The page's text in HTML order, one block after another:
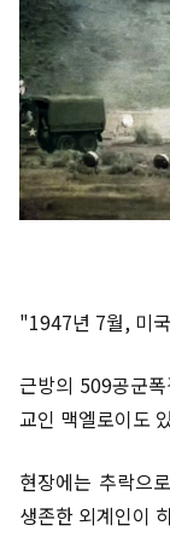
"1947년 7월, 미
근방의 509공군
교인 맥엘로이도
현장에는 추락으
생존한 외계인이